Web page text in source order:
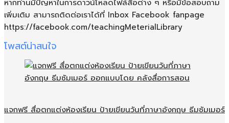
หากท่านมีปัญหาในการดาวน์โหลดไฟล์สื่อต่าง ๆ หรือมีข้อสอบถาม
เพิ่มเติม สามารถติดต่อเราได้ที่ Inbox Facebook fanpage
https://facebook.com/teachingMeterialLibrary
โพสต์น่าสนใจ
แจกฟรี สื่อตกแต่งห้องเรียน ป้ายเขียนวันที่ภาษาอังกฤษ ธีมซัมเมอร์